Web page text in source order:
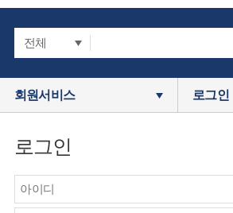
회원서비스 로그인
로그인